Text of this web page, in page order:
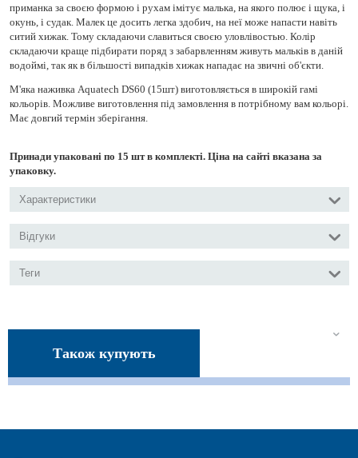
приманка за своєю формою і рухам імітує малька, на якого полює і щука, і
окунь, і судак. Малек це досить легка здобич, на неї може напасти навіть
ситий хижак. Тому складаючи славиться своєю уловлівостью. Колір
складаючи краще підбирати поряд з забарвленням живуть мальків в даній
водоймі, так як в більшості випадків хижак нападає на звичні об'єкти.
М'яка наживка Aquatech DS60 (15шт) виготовляється в широкій гамі
кольорів. Можливе виготовлення під замовлення в потрібному вам кольорі.
Має довгий термін зберігання.
Принади упаковані по 15 шт в комплекті. Ціна на сайті вказана за
упаковку.
Характеристики
Відгуки
Теги
Також купують